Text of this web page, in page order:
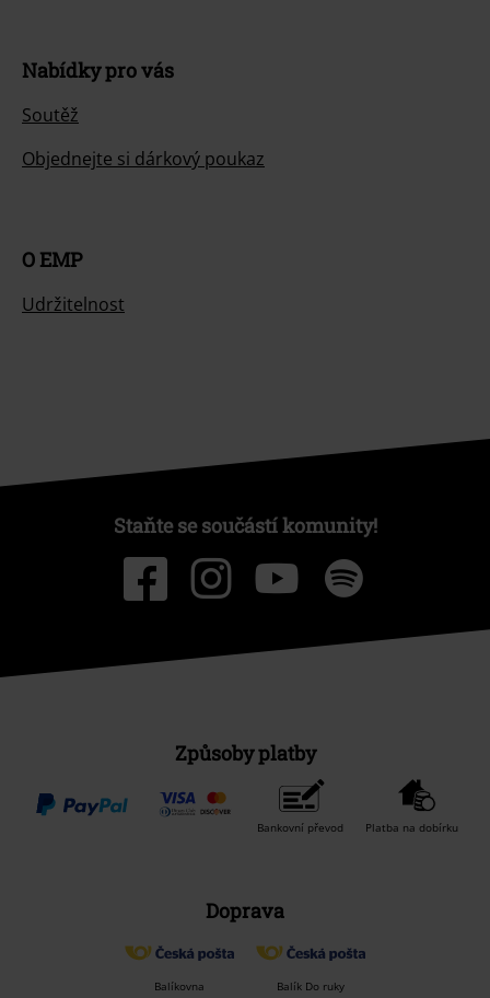
Nabídky pro vás
Soutěž
Objednejte si dárkový poukaz
O EMP
Udržitelnost
Staňte se součástí komunity!
Způsoby platby
Bankovní převod Platba na dobírku
Doprava
Balíkovna Balík Do ruky